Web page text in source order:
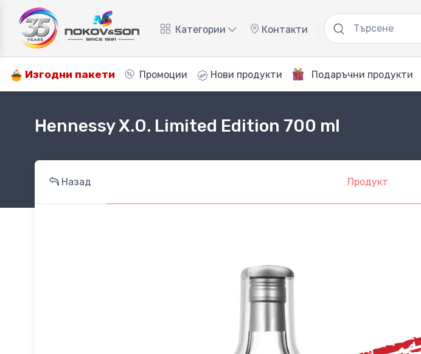
Категории Контакти
Изгодни пакети Промоции Нови продукти Подаръчни продукти
Hennessy X.O. Limited Edition 700 ml
Назад Продукт